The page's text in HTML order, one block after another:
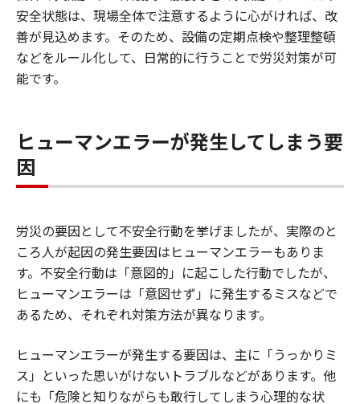
安全状態は、現場全体で注意するように心がければ、改
善が見込めます。そのため、設備の定期点検や整理整頓
などをルール化して、日常的に行うことで労災対策が可
能です。
ヒューマンエラーが発生してしまう要
因
労災の要因として不安全行動を挙げましたが、実際のと
ころ人が起因の発生要因はヒューマンエラーもありま
す。不安全行動は「意図的」に起こした行動でしたが、
ヒューマンエラーは「意図せず」に発生するミスなどで
あるため、それぞれ対策方法が異なります。
ヒューマンエラーが発生する要因は、主に「うっかりミ
ス」といった思いがけないトラブルなどがあります。他
にも「危険と知りながらも敢行してしまう心理的な状